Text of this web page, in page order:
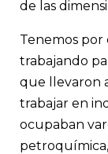
de las
Tenemos
trabajando
que llevaron
trabajar en
ocupaban